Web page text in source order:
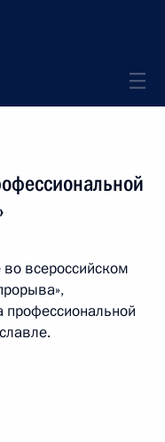
всероссийском